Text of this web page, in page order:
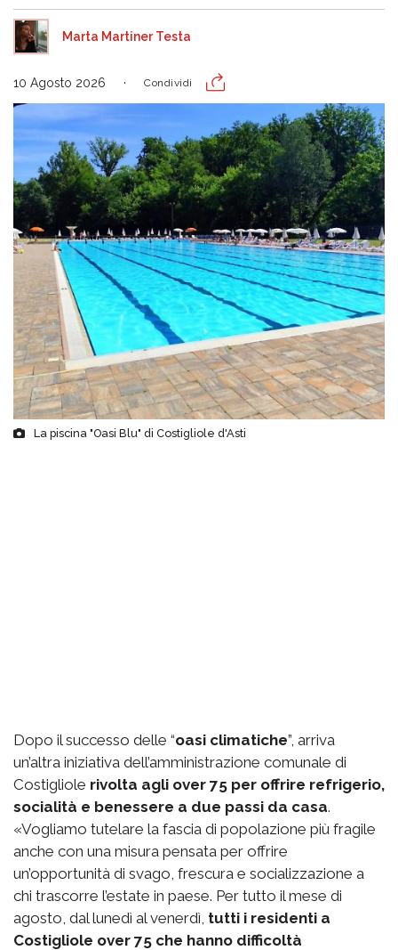
Marta Martiner Testa
10 Agosto 2026 Condividi
La piscina "Oasi Blu" di Costigliole d'Asti
Dopo il successo delle “oasi climatiche”, arriva
un’altra iniziativa dell’amministrazione comunale di
Costigliole rivolta agli over 75 per offrire refrigerio,
socialità e benessere a due passi da casa.
«Vogliamo tutelare la fascia di popolazione più fragile
anche con una misura pensata per offrire
un’opportunità di svago, frescura e socializzazione a
chi trascorre l’estate in paese. Per tutto il mese di
agosto, dal lunedì al venerdì, tutti i residenti a
Costigliole over 75 che hanno difficoltà